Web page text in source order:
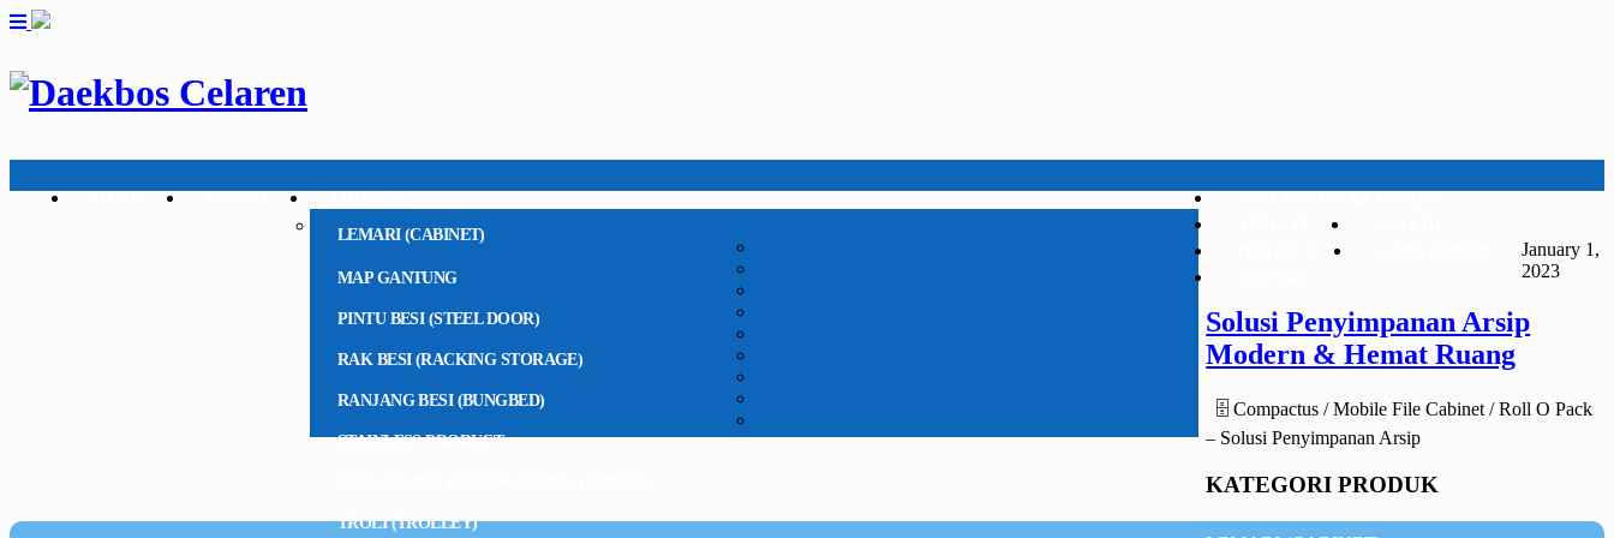
LEMARI (CABINET)
MAP GANTUNG
PINTU BESI (STEEL DOOR)
RAK BESI (RACKING STORAGE)
RANJANG BESI (BUNGBED)
STAINLESS PRODUCT
TROLI (TROLLEY)
January 1,
2023
Solusi Penyimpanan Arsip
Modern & Hemat Ruang
🗄️ Compactus / Mobile File Cabinet / Roll O Pack
– Solusi Penyimpanan Arsip
KATEGORI PRODUK